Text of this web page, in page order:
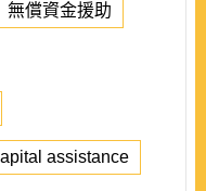
無償資金援助
assistance